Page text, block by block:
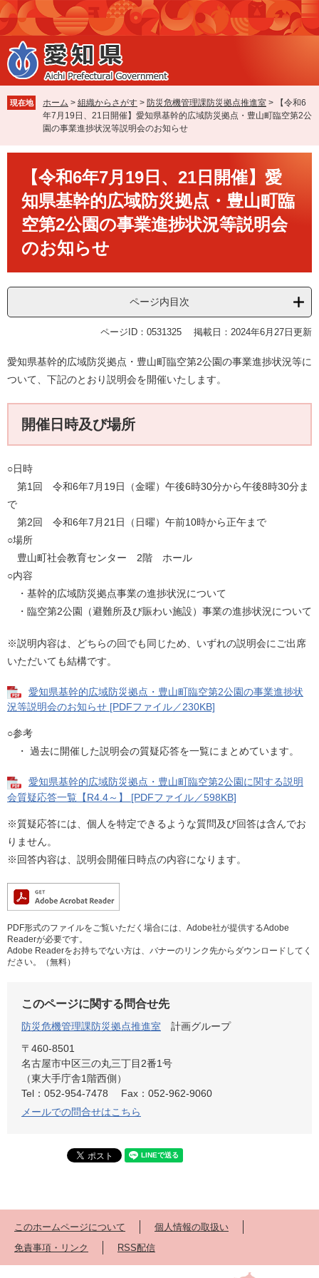
ペ
ー
ジ
の
先
で
す
メ
ニ
ュ
ー
を
ば
し
現在地 ホーム > 組織からさがす > 防災危機管理課防災拠点推進室 >
【令和6
年7月19日、21日開催】愛知県基幹的広域防災拠点・豊山町臨空第2公
園の事業進捗状況等説明会のお知らせ
【令和6年7月19日、21日開催】愛
知県基幹的広域防災拠点・豊山町臨
空第2公園の事業進捗状況等説明会
のお知らせ
ページ内目次
ページID：0531325 掲載日：2024年6月27日更新
愛知県基幹的広域防災拠点・豊山町臨空第2公園の事業進捗状況等に
ついて、下記のとおり説明会を開催いたします。
開催日時及び場所
○日時
第1回 令和6年7月19日（金曜）午後6時30分から午後8時30分ま
で
第2回 令和6年7月21日（日曜）午前10時から正午まで
○場所
豊山町社会教育センター 2階 ホール
○内容
・基幹的広域防災拠点事業の進捗状況について
・臨空第2公園（避難所及び賑わい施設）事業の進捗状況について
※説明内容は、どちらの回でも同じため、いずれの説明会にご出席
いただいても結構です。
愛知県基幹的広域防災拠点・豊山町臨空第2公園の事業進捗状
況等説明会のお知らせ [PDFファイル／230KB]
○参考
・ 過去に開催した説明会の質疑応答を一覧にまとめています。
愛知県基幹的広域防災拠点・豊山町臨空第2公園に関する説明
会質疑応答一覧【R4.4～】 [PDFファイル／598KB]
※質疑応答には、個人を特定できるような質問及び回答は含んでお
りません。
※回答内容は、説明会開催日時点の内容になります。
PDF形式のファイルをご覧いただく場合には、Adobe社が提供するAdobe
Readerが必要です。
Adobe Readerをお持ちでない方は、バナーのリンク先からダウンロードしてく
ださい。（無料）
このページに関する問合せ先
防災危機管理課防災拠点推進室
計画グループ
〒460-8501
名古屋市中区三の丸三丁目2番1号
（東大手庁舎1階西側）
Tel：052-954-7478
Fax：052-962-9060
メールでの問合せはこちら
このホームページについて
個人情報の取扱い
免責事項・リンク
RSS配信